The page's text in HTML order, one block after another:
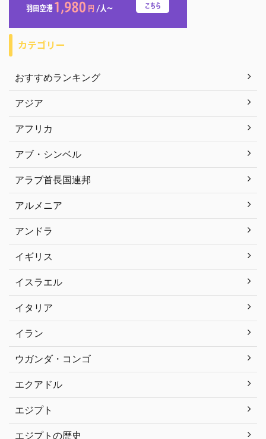
カテゴリー
おすすめランキング
アジア
アフリカ
アブ・シンベル
アラブ首長国連邦
アルメニア
アンドラ
イギリス
イスラエル
イタリア
イラン
ウガンダ・コンゴ
エクアドル
エジプト
エジプトの歴史